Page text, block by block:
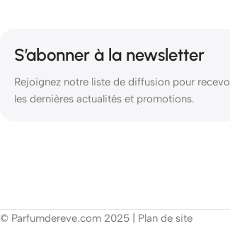
S’abonner à la newsletter
Rejoignez notre liste de diffusion pour
les dernières actualités et promotions.
© Parfumdereve.com 2025 | Plan de site